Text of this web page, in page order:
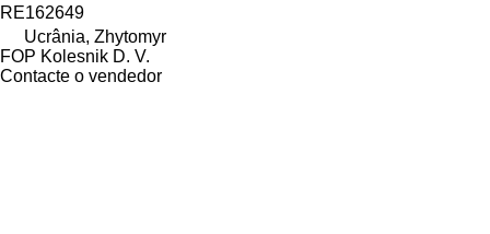
RE162649
Ucrânia, Zhytomyr
FOP Kolesnik D. V.
Contacte o vendedor